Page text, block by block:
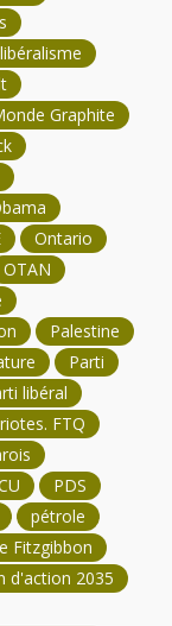
Graphite
Ontario
OTAN
Palestine
Parti
libéral
FTQ
PDS
pétrole
Fitzgibbon
d'action 2035